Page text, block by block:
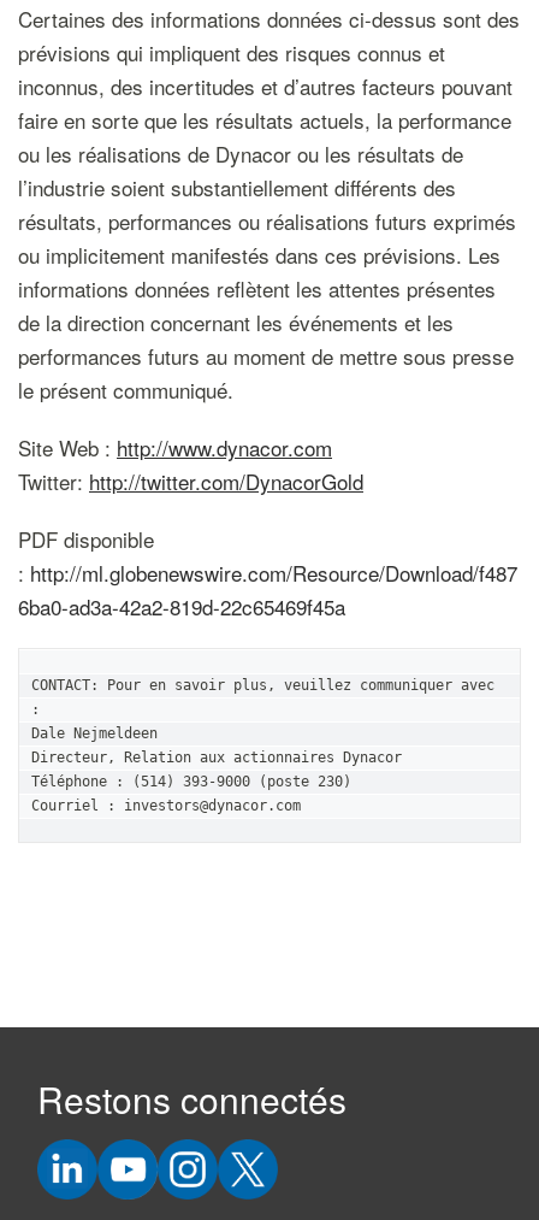
Certaines des informations données ci-dessus sont des
prévisions qui impliquent des risques connus et
inconnus, des incertitudes et d’autres facteurs pouvant
faire en sorte que les résultats actuels, la performance
ou les réalisations de Dynacor ou les résultats de
l’industrie soient substantiellement différents des
résultats, performances ou réalisations futurs exprimés
ou implicitement manifestés dans ces prévisions. Les
informations données reflètent les attentes présentes
de la direction concernant les événements et les
performances futurs au moment de mettre sous presse
le présent communiqué.
Site Web : http://www.dynacor.com
Twitter: http://twitter.com/DynacorGold
PDF disponible
: http://ml.globenewswire.com/Resource/Download/f487
6ba0-ad3a-42a2-819d-22c65469f45a
CONTACT: Pour en savoir plus, veuillez communiquer avec
:
Dale Nejmeldeen
Directeur, Relation aux actionnaires Dynacor
Téléphone : (514) 393-9000 (poste 230)
Courriel : investors@dynacor.com
Restons connectés